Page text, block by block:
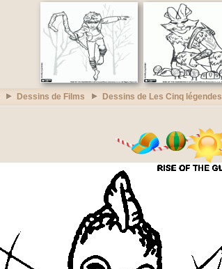
Dessins de Films Dessins de Les Cinq légendes